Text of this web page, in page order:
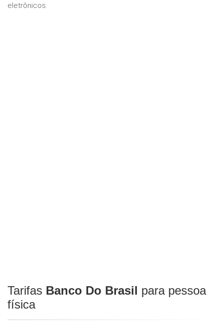
eletrônicos.
Tarifas Banco Do Brasil para pessoa
física